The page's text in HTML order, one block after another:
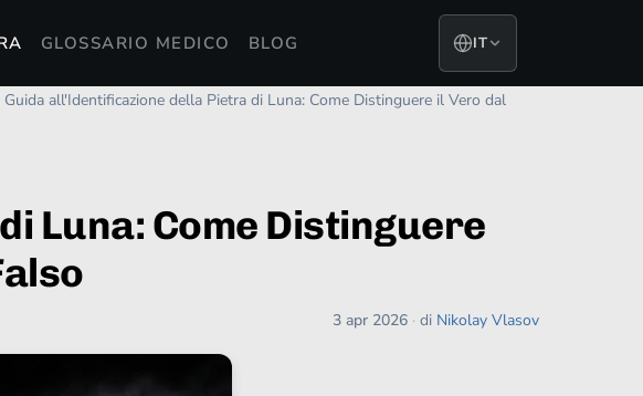
GLOSSARIO MEDICO BLOG IT
Guida all'Identificazione della Pietra di Luna: Come Distinguere il Vero dal
Luna: Come Distinguere
3 apr 2026 ·di Nikolay Vlasov